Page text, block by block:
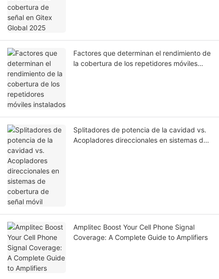
Factores que determinan el rendimiento de
la cobertura de los repetidores móviles
Splitadores de potencia de la cavidad vs.
Acopladores direccionales en sistemas de
Amplitec Boost Your Cell Phone Signal
Coverage: A Complete Guide to Amplifiers